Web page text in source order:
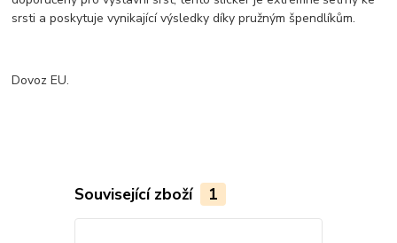
srsti a poskytuje vynikající výsledky díky pružným špendlíkům.
Dovoz EU.
Související zboží 1